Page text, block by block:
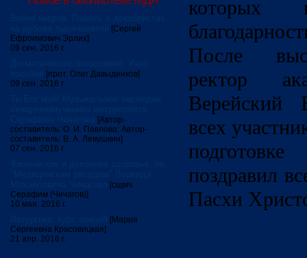
[Сергей
Ефроимович Эрлих]
09 сен. 2016 г.
[прот. Олег Давыденков]
09 сен. 2016 г.
[Автор-
составитель: О. И. Павлова; Автор-
составитель: В. А. Левушкин]
07 сен. 2016 г.
[сщмч.
Серафим (Чичагов)]
10 мая. 2016 г.
[Мария
Сергеевна Красовицкая]
21 апр. 2016 г.
которых
После
ректор
Верейский
всех
поздравил
Пасхи